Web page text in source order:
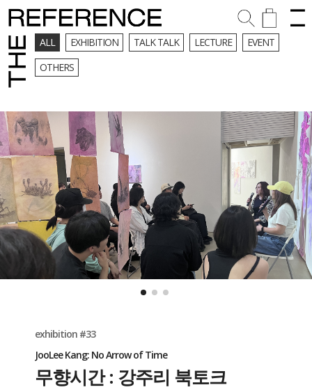
ALL EXHIBITION TALK TALK LECTURE
EVENT
OTHERS
exhibition #33
JooLee Kang: No Arrow of Time
무향시간 : 강주리 북토크